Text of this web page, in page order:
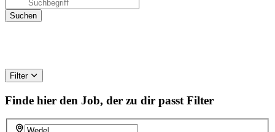
Filter
Finde hier den Job, der zu dir passt Filter